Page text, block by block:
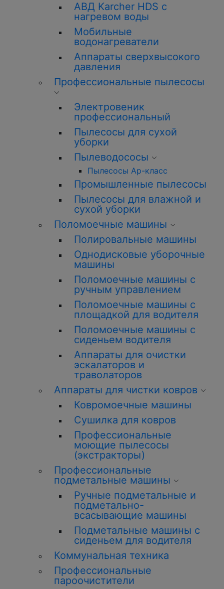
АВД Karcher HDS с
нагревом воды
Мобильные
водонагреватели
Аппараты сверхвысокого
давления
Профессиональные пылесосы
Электровеник
профессиональный
Пылесосы для сухой
уборки
Пылеводососы
Пылесосы Ар-класс
Промышленные пылесосы
Пылесосы для влажной и
сухой уборки
Поломоечные машины
Полировальные машины
Однодисковые уборочные
машины
Поломоечные машины с
ручным управлением
Поломоечные машины с
площадкой для водителя
Поломоечные машины с
сиденьем водителя
Аппараты для очистки
эскалаторов и
траволаторов
Аппараты для чистки ковров
Ковромоечные машины
Сушилка для ковров
Профессиональные
моющие пылесосы
(экстракторы)
Профессиональные
подметальные машины
Ручные подметальные и
подметально-
всасывающие машины
Подметальные машины с
сиденьем для водителя
Коммунальная техника
Профессиональные
пароочистители